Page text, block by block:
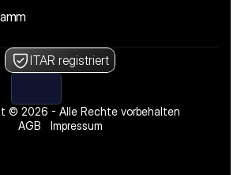
ITAR registriert
© 2026 - Alle Rechte vorbehalten
AGB
Impressum